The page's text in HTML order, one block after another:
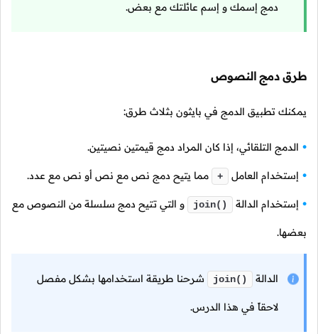
دمج إسمك و إسم عائلتك مع بعض.
طرق دمج النصوص
يمكنك تطبيق الدمج في بايثون بثلاث طرق:
الدمج التلقائي، إذا كان المراد دمج قيمتين نصيتين.
إستخدام العامل + مما يتيح دمج نص مع نص أو نص مع عدد.
إستخدام الدالة join() و التي تتيح دمج سلسلة من النصوص مع
بعضها.
الدالة join() شرحنا طريقة استخدامها بشكل مفصل
لاحقاً في هذا الدرس.